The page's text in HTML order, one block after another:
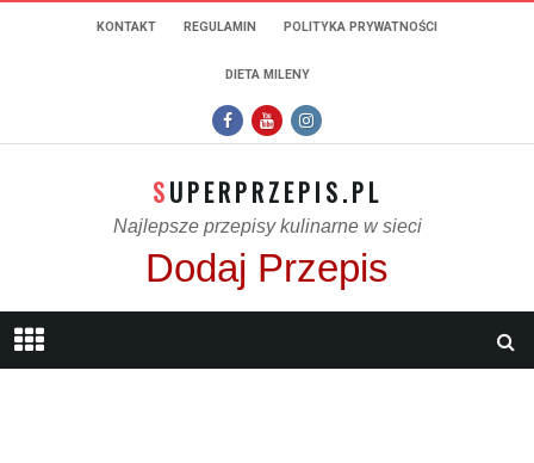
KONTAKT REGULAMIN POLITYKA PRYWATNOŚCI
DIETA MILENY
SUPERPRZEPIS.PL
Najlepsze przepisy kulinarne w sieci
Dodaj Przepis